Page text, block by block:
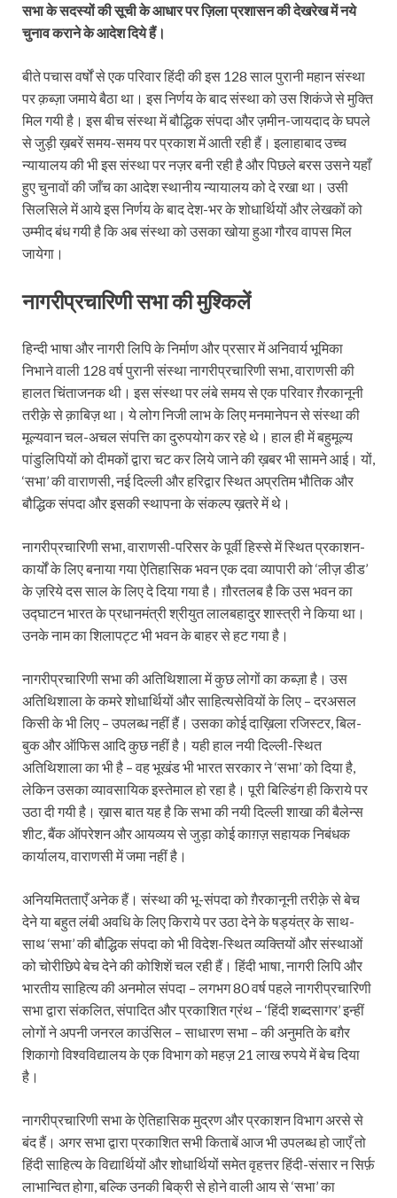
सभा के सदस्यों की सूची के आधार पर ज़िला प्रशासन की देखरेख में नये
चुनाव कराने के आदेश दिये हैं।
बीते पचास वर्षों से एक परिवार हिंदी की इस 128 साल पुरानी महान संस्था
पर क़ब्ज़ा जमाये बैठा था। इस निर्णय के बाद संस्था को उस शिकंजे से मुक्ति
मिल गयी है। इस बीच संस्था में बौद्धिक संपदा और ज़मीन-जायदाद के घपले
से जुड़ी ख़बरें समय-समय पर प्रकाश में आती रही हैं। इलाहाबाद उच्च
न्यायालय की भी इस संस्था पर नज़र बनी रही है और पिछले बरस उसने यहाँ
हुए चुनावों की जाँच का आदेश स्थानीय न्यायालय को दे रखा था। उसी
सिलसिले में आये इस निर्णय के बाद देश-भर के शोधार्थियों और लेखकों को
उम्मीद बंध गयी है कि अब संस्था को उसका खोया हुआ गौरव वापस मिल
जायेगा।
नागरीप्रचारिणी सभा की मुश्किलें
हिन्दी भाषा और नागरी लिपि के निर्माण और प्रसार में अनिवार्य भूमिका
निभाने वाली 128 वर्ष पुरानी संस्था नागरीप्रचारिणी सभा, वाराणसी की
हालत चिंताजनक थी। इस संस्था पर लंबे समय से एक परिवार ग़ैरकानूनी
तरीक़े से क़ाबिज़ था। ये लोग निजी लाभ के लिए मनमानेपन से संस्था की
मूल्यवान चल-अचल संपत्ति का दुरुपयोग कर रहे थे। हाल ही में बहुमूल्य
पांडुलिपियों को दीमकों द्वारा चट कर लिये जाने की ख़बर भी सामने आई। यों,
‘सभा’ की वाराणसी, नई दिल्ली और हरिद्वार स्थित अप्रतिम भौतिक और
बौद्धिक संपदा और इसकी स्थापना के संकल्प ख़तरे में थे।
नागरीप्रचारिणी सभा, वाराणसी-परिसर के पूर्वी हिस्से में स्थित प्रकाशन-
कार्यों के लिए बनाया गया ऐतिहासिक भवन एक दवा व्यापारी को ‘लीज़ डीड’
के ज़रिये दस साल के लिए दे दिया गया है। ग़ौरतलब है कि उस भवन का
उद्घाटन भारत के प्रधानमंत्री श्रीयुत लालबहादुर शास्त्री ने किया था।
उनके नाम का शिलापट्ट भी भवन के बाहर से हट गया है।
नागरीप्रचारिणी सभा की अतिथिशाला में कुछ लोगों का कब्ज़ा है। उस
अतिथिशाला के कमरे शोधार्थियों और साहित्यसेवियों के लिए – दरअसल
किसी के भी लिए – उपलब्ध नहीं हैं। उसका कोई दाख़िला रजिस्टर, बिल-
बुक और ऑफिस आदि कुछ नहीं है। यही हाल नयी दिल्ली-स्थित
अतिथिशाला का भी है – वह भूखंड भी भारत सरकार ने ‘सभा’ को दिया है,
लेकिन उसका व्यावसायिक इस्तेमाल हो रहा है। पूरी बिल्डिंग ही किराये पर
उठा दी गयी है। ख़ास बात यह है कि सभा की नयी दिल्ली शाखा की बैलेन्स
शीट, बैंक ऑपरेशन और आयव्यय से जुड़ा कोई काग़ज़ सहायक निबंधक
कार्यालय, वाराणसी में जमा नहीं है।
अनियमितताएँ अनेक हैं। संस्था की भू-संपदा को ग़ैरकानूनी तरीक़े से बेच
देने या बहुत लंबी अवधि के लिए किराये पर उठा देने के षड्यंत्र के साथ-
साथ ‘सभा’ की बौद्धिक संपदा को भी विदेश-स्थित व्यक्तियों और संस्थाओं
को चोरीछिपे बेच देने की कोशिशें चल रही हैं। हिंदी भाषा, नागरी लिपि और
भारतीय साहित्य की अनमोल संपदा – लगभग 80 वर्ष पहले नागरीप्रचारिणी
सभा द्वारा संकलित, संपादित और प्रकाशित ग्रंथ – ‘हिंदी शब्दसागर’ इन्हीं
लोगों ने अपनी जनरल काउंसिल – साधारण सभा – की अनुमति के बग़ैर
शिकागो विश्वविद्यालय के एक विभाग को महज़ 21 लाख रुपये में बेच दिया
है।
नागरीप्रचारिणी सभा के ऐतिहासिक मुद्रण और प्रकाशन विभाग अरसे से
बंद हैं। अगर सभा द्वारा प्रकाशित सभी किताबें आज भी उपलब्ध हो जाएँ तो
हिंदी साहित्य के विद्यार्थियों और शोधार्थियों समेत वृहत्तर हिंदी-संसार न सिर्फ़
लाभान्वित होगा, बल्कि उनकी बिक्री से होने वाली आय से ‘सभा’ का